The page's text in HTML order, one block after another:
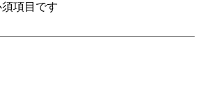
項目です